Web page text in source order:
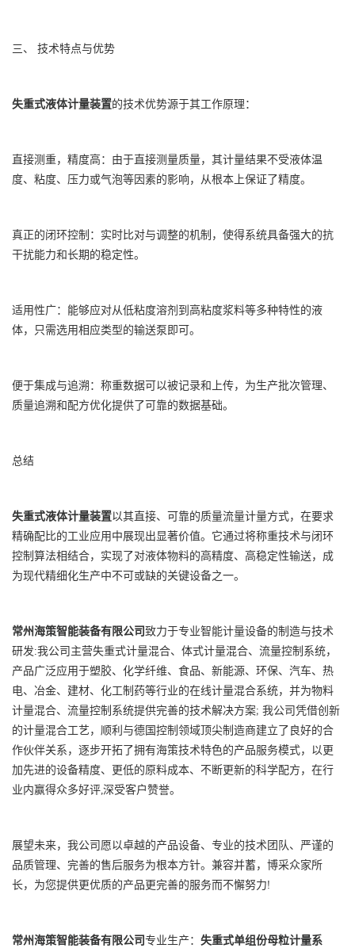
三、 技术特点与优势
失重式液体计量装置的技术优势源于其工作原理：
直接测重，精度高：由于直接测量质量，其计量结果不受液体温
度、粘度、压力或气泡等因素的影响，从根本上保证了精度。
真正的闭环控制：实时比对与调整的机制，使得系统具备强大的抗
干扰能力和长期的稳定性。
适用性广：能够应对从低粘度溶剂到高粘度浆料等多种特性的液
体，只需选用相应类型的输送泵即可。
便于集成与追溯：称重数据可以被记录和上传，为生产批次管理、
质量追溯和配方优化提供了可靠的数据基础。
总结
失重式液体计量装置以其直接、可靠的质量流量计量方式，在要求
精确配比的工业应用中展现出显著价值。它通过将称重技术与闭环
控制算法相结合，实现了对液体物料的高精度、高稳定性输送，成
为现代精细化生产中不可或缺的关键设备之一。
常州海策智能装备有限公司致力于专业智能计量设备的制造与技术
研发:我公司主营失重式计量混合、体式计量混合、流量控制系统，
产品广泛应用于塑胶、化学纤维、食品、新能源、环保、汽车、热
电、冶金、建材、化工制药等行业的在线计量混合系统，并为物料
计量混合、流量控制系统提供完善的技术解决方案; 我公司凭借创新
的计量混合工艺，顺利与德国控制领域顶尖制造商建立了良好的合
作伙伴关系，逐步开拓了拥有海策技术特色的产品服务模式，以更
加先进的设备精度、更低的原料成本、不断更新的科学配方，在行
业内赢得众多好评,深受客户赞誉。
展望未来，我公司愿以卓越的产品设备、专业的技术团队、严谨的
品质管理、完善的售后服务为根本方针。兼容并蓄，博采众家所
长，为您提供更优质的产品更完善的服务而不懈努力!
常州海策智能装备有限公司专业生产： 失重式单组份母粒计量系